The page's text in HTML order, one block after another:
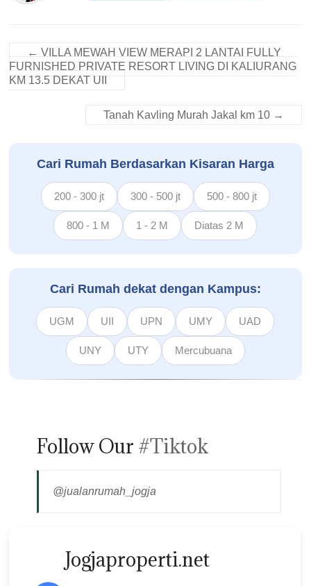
← VILLA MEWAH VIEW MERAPI 2 LANTAI FULLY
FURNISHED PRIVATE RESORT LIVING DI KALIURANG
KM 13.5 DEKAT UII
Tanah Kavling Murah Jakal km 10 →
Cari Rumah Berdasarkan Kisaran Harga
200 - 300 jt 300 - 500 jt 500 - 800 jt
800 - 1 M 1 - 2 M Diatas 2 M
Cari Rumah dekat dengan Kampus:
UGM UII UPN UMY UAD
UNY UTY Mercubuana
Follow Our #Tiktok
@jualanrumah_jogja
Jogjaproperti.net